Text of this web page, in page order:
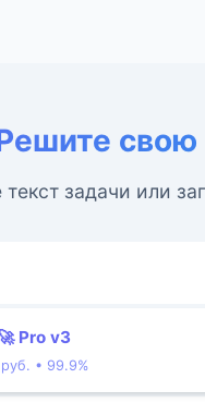
свою
текст задачи или
🚀 Pro v3
• 99.9%